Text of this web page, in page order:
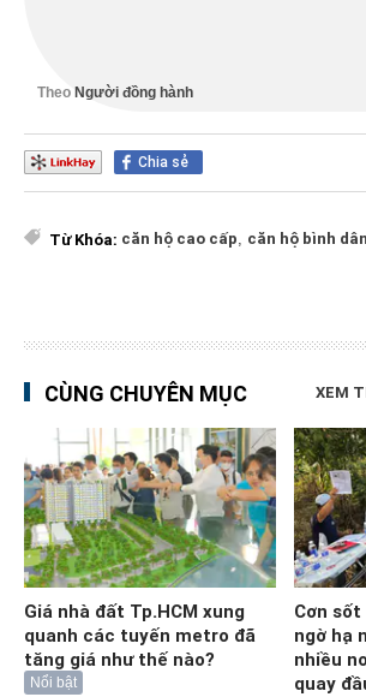
Theo Người đồng hành
Chia sẻ
Từ Khóa: căn hộ cao cấp căn hộ bình dân
CÙNG CHUYÊN MỤC XEM
Giá nhà đất Tp.HCM xung
quanh các tuyến metro đã
tăng giá như thế nào?
Nổi bật
Cơn
ngờ hạ
nhiều
quay